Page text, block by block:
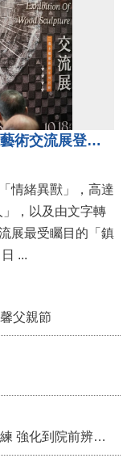
「鎮展三寶」亮相！2026國際木雕藝術交流展登場 國際木雕競賽得獎入圍名單同步揭曉
緒異獸」，高達
，以及由文字轉
展最受矚目的「鎮
展三寶」。2026國際木雕藝術交流展即日 ...
父親節
頭屋分隊辦理「六大致命胸痛」救護訓練 強化到院前辨識能力 提升緊急救護品質